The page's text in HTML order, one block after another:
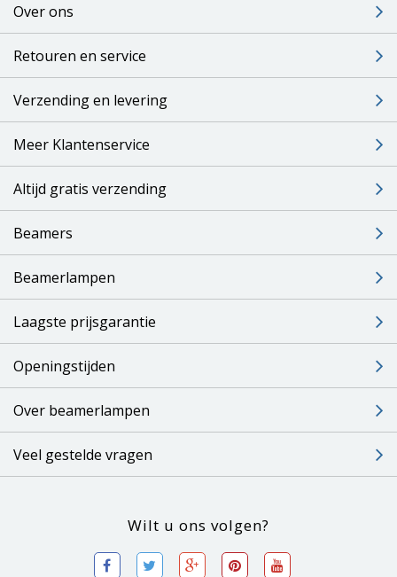
Over ons
Retouren en service
Verzending en levering
Meer Klantenservice
Altijd gratis verzending
Beamers
Beamerlampen
Laagste prijsgarantie
Openingstijden
Over beamerlampen
Veel gestelde vragen
Wilt u ons volgen?